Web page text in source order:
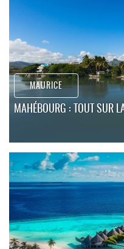
MAURICE
MAHÉBOURG : TOUT SUR